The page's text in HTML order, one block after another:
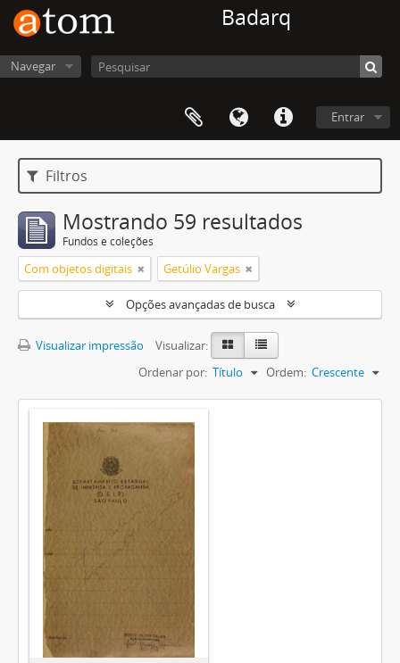
Badarq
Navegar
Entrar
Filtros
Mostrando 59 resultados
Fundos e coleções
Com objetos digitais Getúlio Vargas
Opções avançadas de busca
Visualizar impressão
Visualizar:
Ordenar por: Título Ordem: Crescente